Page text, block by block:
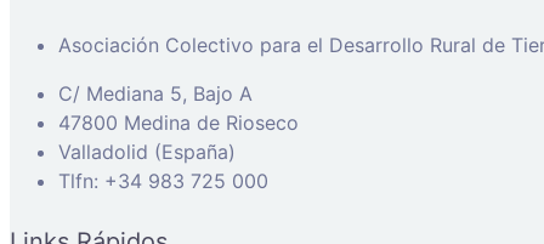
Asociación Colectivo para el Desarrollo Rural de
C/ Mediana 5, Bajo A
47800 Medina de Rioseco
Valladolid (España)
Tlfn: +34 983 725 000